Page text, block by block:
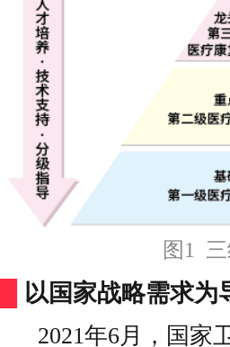
图1
以国家战略需求为
2021年6月，国家